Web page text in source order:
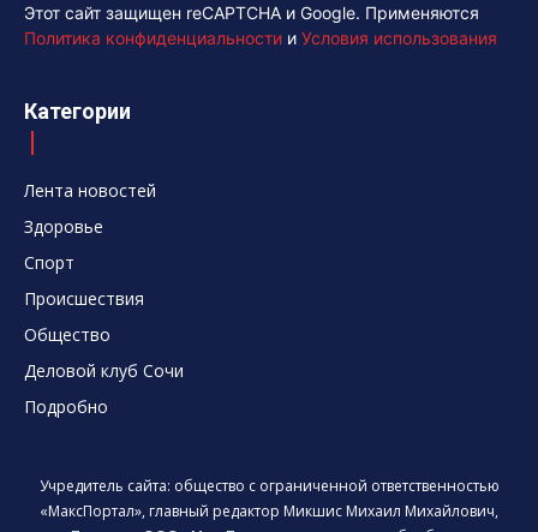
Этот сайт защищен reCAPTCHA и Google. Применяются
Политика конфиденциальности и Условия использования
Категории
Лента новостей
Здоровье
Спорт
Происшествия
Общество
Деловой клуб Сочи
Подробно
Учредитель сайта: общество с ограниченной ответственностью
«МаксПортал», главный редактор Микшис Михаил Михайлович,